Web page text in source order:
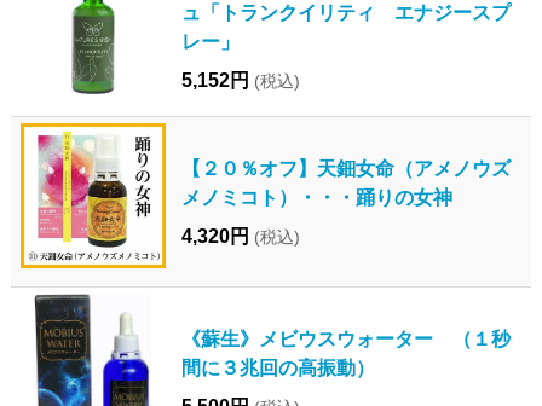
ュ「トランクイリティ エナジースプ
レー」
5,152円 (税込)
【２０％オフ】天鈿女命（アメノウズ
メノミコト）・・・踊りの女神
4,320円 (税込)
《蘇生》メビウスウォーター （１秒
間に３兆回の高振動）